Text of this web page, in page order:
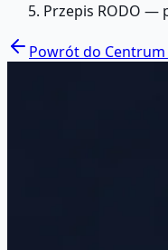
Przepis RODO —
Powrót do